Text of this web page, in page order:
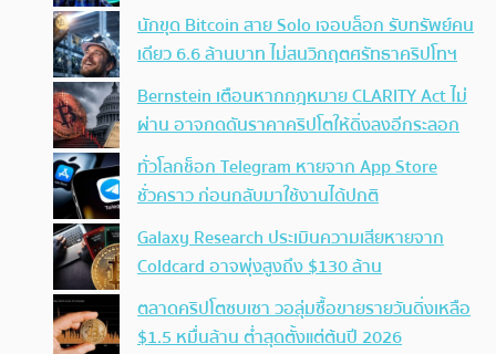
นักขุด Bitcoin สาย Solo เจอบล็อก รับทรัพย์คน
เดียว 6.6 ล้านบาท ไม่สนวิกฤตศรัทธาคริปโทฯ
Bernstein เตือนหากกฎหมาย CLARITY Act ไม่
ผ่าน อาจกดดันราคาคริปโตให้ดิ่งลงอีกระลอก
ทั่วโลกช็อก Telegram หายจาก App Store
ชั่วคราว ก่อนกลับมาใช้งานได้ปกติ
Galaxy Research ประเมินความเสียหายจาก
Coldcard อาจพุ่งสูงถึง $130 ล้าน
ตลาดคริปโตซบเซา วอลุ่มซื้อขายรายวันดิ่งเหลือ
$1.5 หมื่นล้าน ต่ำสุดตั้งแต่ต้นปี 2026